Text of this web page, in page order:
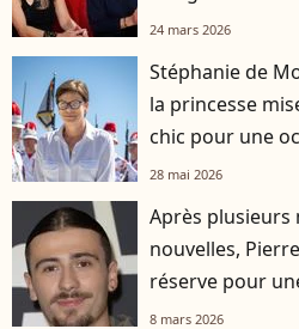
24 mars 2026
Stéphanie de
la princesse
chic pour une
28 mai 2026
Après plusieurs
nouvelles,
réserve pour
8 mars 2026